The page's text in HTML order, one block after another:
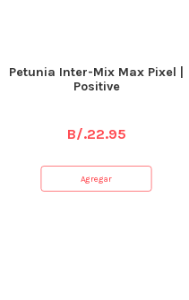
Petunia Inter-Mix Max Pixel |
Positive
B/.22.95
Agregar